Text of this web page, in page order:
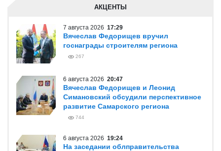
АКЦЕНТЫ
7 августа 2026 17:29
Вячеслав Федорищев вручил
госнаграды строителям региона
267
6 августа 2026 20:47
Вячеслав Федорищев и Леонид
Симановский обсудили перспективное
развитие Самарского региона
744
6 августа 2026 19:24
На заседании облправительства